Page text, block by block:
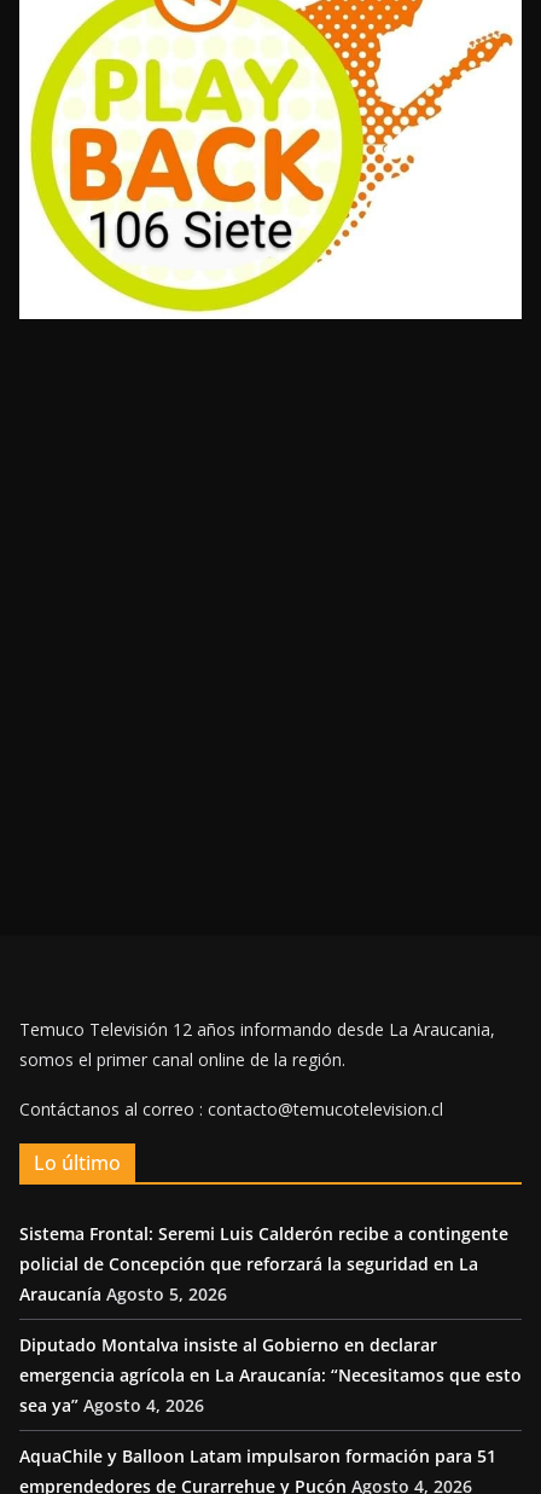
Temuco Televisión 12 años informando desde La Araucania,
somos el primer canal online de la región.
Contáctanos al correo : contacto@temucotelevision.cl
Lo último
Sistema Frontal: Seremi Luis Calderón recibe a contingente
policial de Concepción que reforzará la seguridad en La
Araucanía Agosto 5, 2026
Diputado Montalva insiste al Gobierno en declarar
emergencia agrícola en La Araucanía: “Necesitamos que esto
sea ya” Agosto 4, 2026
AquaChile y Balloon Latam impulsaron formación para 51
emprendedores de Curarrehue y Pucón Agosto 4, 2026